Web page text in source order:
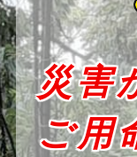
災害
ご用